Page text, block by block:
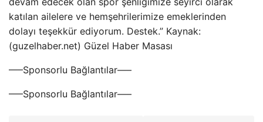
katılan ailelere ve hemşehrilerimize emeklerinden
dolayı teşekkür ediyorum. Destek.” Kaynak:
(guzelhaber.net) Güzel Haber Masası
—–Sponsorlu Bağlantılar—–
—–Sponsorlu Bağlantılar—–